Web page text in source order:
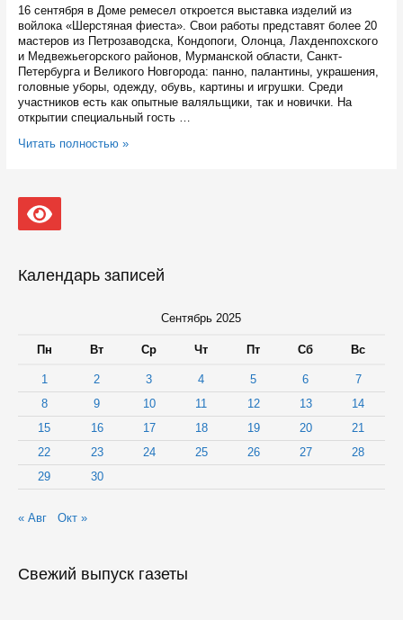
16 сентября в Доме ремесел откроется выставка изделий из
войлока «Шерстяная фиеста». Свои работы представят более 20
мастеров из Петрозаводска, Кондопоги, Олонца, Лахденпохского
и Медвежьегорского районов, Мурманской области, Санкт-
Петербурга и Великого Новгорода: панно, палантины, украшения,
головные уборы, одежду, обувь, картины и игрушки. Среди
участников есть как опытные валяльщики, так и новички. На
открытии специальный гость …
В
наваляли
Читать полностью »
Календарь записей
Сентябрь 2025
Пн Вт Ср Чт Пт Сб Вс
1 2 3 4 5 6
7
8
9 10 11 12 13
14
15
16 17 18 19 20
21
22
23 24 25 26 27
28
29
30
« Авг Окт »
Свежий выпуск газеты